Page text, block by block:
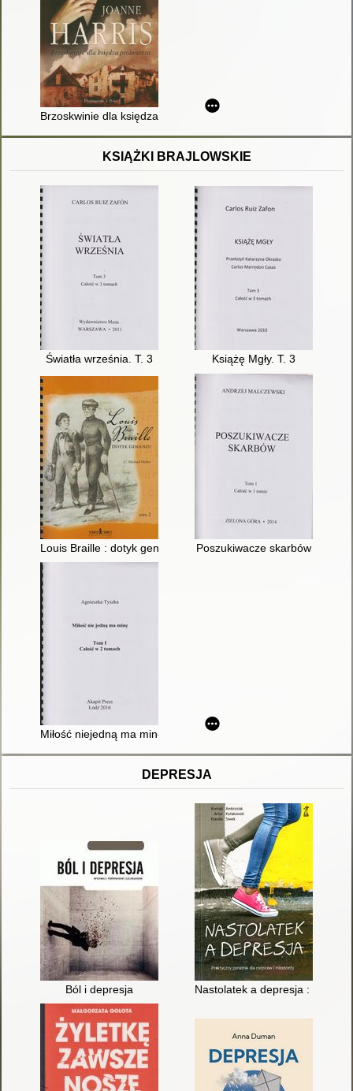
Brzoskwinie dla księdza proboszcza
KSIĄŻKI BRAJLOWSKIE
Światła września. T. 3 Książę Mgły. T. 3
Louis Braille : dotyk geniuszu. T. 2Poszukiwacze skarbów
Miłość niejedną ma minę. T. 1
DEPRESJA
Ból i depresja Nastolatek a depresja :